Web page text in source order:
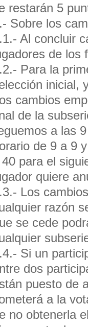
restarán 5
Sobre los
Al concluir
de los
Para la
inicial,
cambios
de la
a las
de 9 a 9
para el
quiere
Los
razón
se cede
Si un
dos
puesto de
a la
no obtenerla